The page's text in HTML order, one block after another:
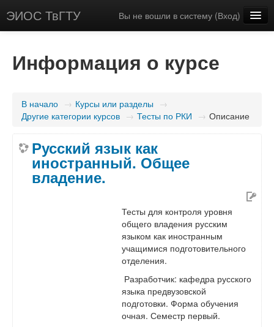
ЭИОС ТвГТУ Вы не вошли в систему (Вход)
Информация о курсе
В начало → Курсы или разделы →
Другие категории курсов → Тесты по РКИ → Описание
Русский язык как
иностранный. Общее
владение.
Тесты для контроля уровня
общего владения русским
языком как иностранным
учащимися подготовительного
отделения.
Разработчик: кафедра русского
языка предвузовской
подготовки. Форма обучения
очная. Семестр первый.